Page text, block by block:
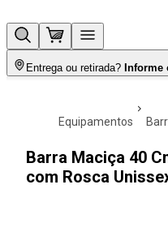
Entrega ou retirada? Informe
equipamentos
Barra Maciça 40
com Rosca